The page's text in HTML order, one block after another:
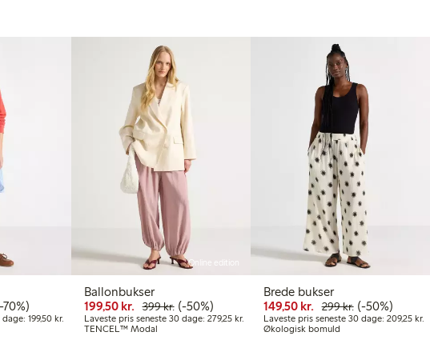
199,50 kr.
119,75 kr.399,00 kr.
% rabat
70%)
199,50 kr. Laveste pris seneste 30 dage: 199,50 kr.
Online edition
Ballonbukser
199,50 kr. Nedsat pris: 199,50 kr.
399 kr.Normalpris: 399,00 kr.
50 % rabat
(-50%)
Laveste pris seneste 30 dage: 279,25 kr. Laveste pris seneste 30 dage: 279,25 kr.
TENCEL™ Modal
Brede bukser
149,50 kr. Nedsat pris: 149,50
299 kr.Normalpris:
50 % rabat
(-50%)
Laveste pris seneste 30 dage: 209,25 kr.
Økologisk bomuld